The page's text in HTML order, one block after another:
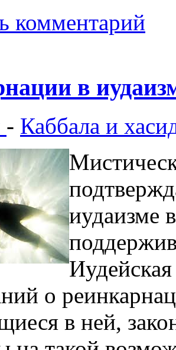
комментарий
в
- Каббала и
иудаизме
о
в ней,